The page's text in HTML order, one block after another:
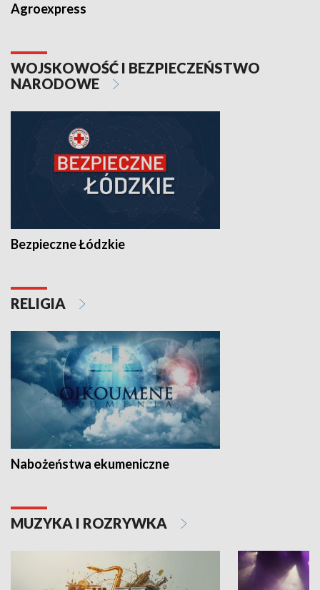
Agroexpress
WOJSKOWOŚĆ I BEZPIECZEŃSTWO
NARODOWE
Bezpieczne Łódzkie
RELIGIA
Nabożeństwa ekumeniczne
MUZYKA I ROZRYWKA